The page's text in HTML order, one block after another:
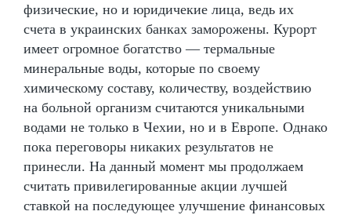
физические, но и юридичекие лица, ведь их
счета в украинских банках заморожены. Курорт
имеет огромное богатство — термальные
минеральные воды, которые по своему
химическому составу, количеству, воздействию
на больной организм считаются уникальными
водами не только в Чехии, но и в Европе. Однако
пока переговоры никаких результатов не
принесли. На данный момент мы продолжаем
считать привилегированные акции лучшей
ставкой на последующее улучшение финансовых